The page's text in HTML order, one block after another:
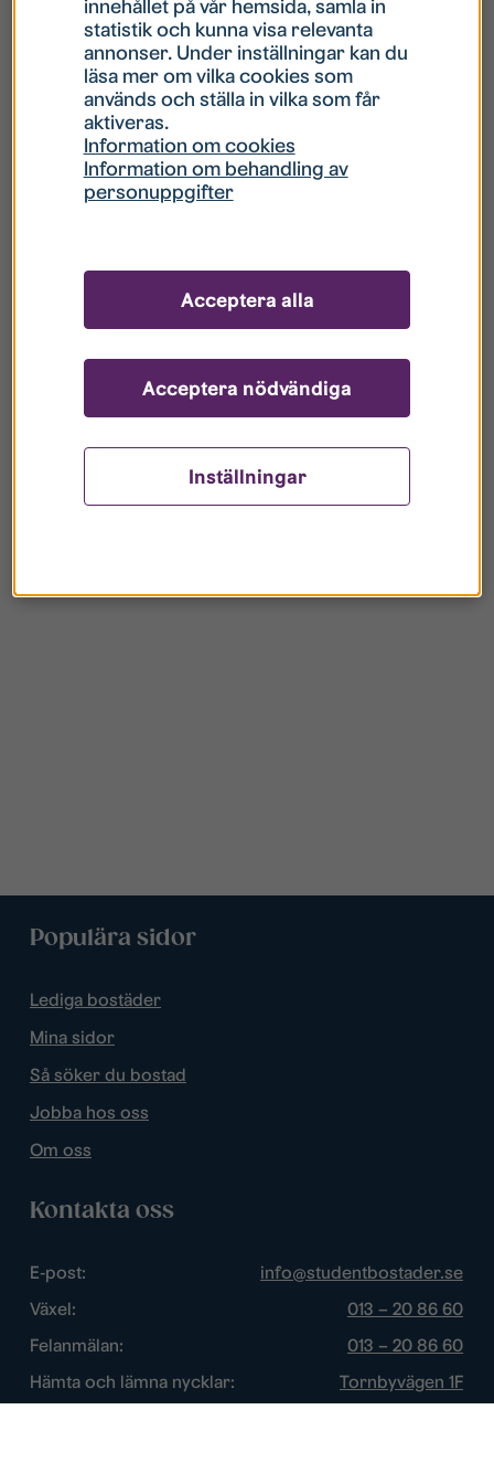
Hur gör jag om mitt konto är låst?
Hur gör jag när jag glömt mitt lösenord?
Vad innebär Gästkonto/Gästanvändare?
Populära sidor
Lediga bostäder
Mina sidor
Så söker du bostad
Jobba hos oss
Om oss
Kontakta oss
E-post:
info@studentbostader.se
Växel:
013 – 20 86 60
Felanmälan:
013 – 20 86 60
Hämta och lämna nycklar:
Tornbyvägen 1F
innehållet på vår hemsida, samla in
statistik och kunna visa relevanta
annonser. Under inställningar kan du
läsa mer om vilka cookies som
används och ställa in vilka som får
aktiveras.
Information om cookies
Information om behandling av
personuppgifter
Inställningar
Acceptera nödvändiga
Acceptera alla